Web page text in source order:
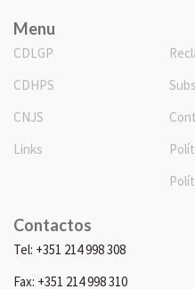
Menu
CDLGP
CDHPS
CNJS
Links
Contactos
Tel: +351 214 998 308
Fax: +351 214 998 310